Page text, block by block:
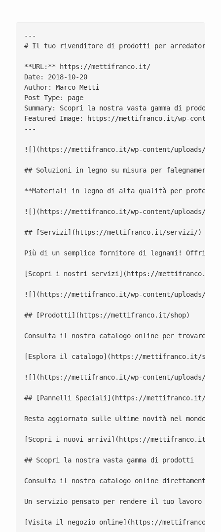
---
# Il tuo rivenditore di prodotti per arredatori,
**URL:** https://mettifranco.it/
Date: 2018-10-20
Author: Marco Metti
Post Type: page
Summary: Scopri la nostra vasta gamma di
Featured Image: https://mettifranco.it/wp-content/
---
![](https://mettifranco.it/wp-content/uploads/
## Soluzioni in legno su misura per
**Materiali in legno di alta qualità per
![](https://mettifranco.it/wp-content/uploads/2024/
## [Servizi](https://mettifranco.it/servizi/)
Più di un semplice fornitore di legnami!
[Scopri i nostri servizi](https://mettifranco.it/
![](https://mettifranco.it/wp-content/uploads/
## [Prodotti](https://mettifranco.it/shop)
Consulta il nostro catalogo online per trovare
[Esplora il catalogo](https://mettifranco.it/
![](https://mettifranco.it/wp-content/uploads/
## [Pannelli Speciali](https://mettifranco.it/
Resta aggiornato sulle ultime novità nel
[Scopri i nuovi arrivi](https://mettifranco.it/
## Scopri la nostra vasta gamma di prodotti
Consulta il nostro catalogo online
Un servizio pensato per rendere il tuo lavoro più
[Visita il negozio online](https://mettifranco.it/